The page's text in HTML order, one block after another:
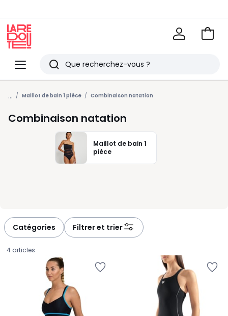
Menu
Redoute
Rechercher
Derniers
articles
vus
Voir
... Maillot de bain 1 pièce Combinaison natation
Combinaison natation
Maillot de bain 1
pièce
Catégories Filtrer et trier
4 articles